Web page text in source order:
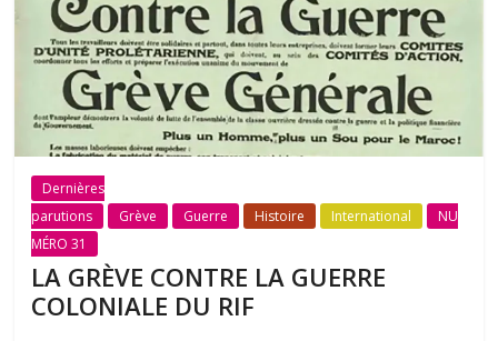
Dernières
parutions
Grève Guerre Histoire International
NU
MÉRO 31
LA GRÈVE CONTRE LA GUERRE
COLONIALE DU RIF